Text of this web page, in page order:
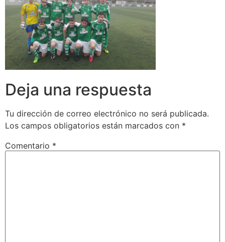
Deja una respuesta
Tu dirección de correo electrónico no será publicada.
Los campos obligatorios están marcados con *
Comentario *